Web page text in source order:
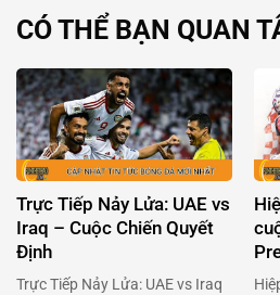
CÓ THỂ BẠN QUAN
Trực Tiếp Nảy Lửa: UAE vs
Iraq – Cuộc Chiến Quyết
Định
Trực Tiếp Nảy Lửa: UAE vs Iraq